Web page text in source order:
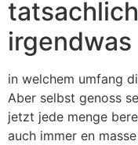
in welchem umfang
Aber selbst genoss
jetzt jede menge
auch immer en